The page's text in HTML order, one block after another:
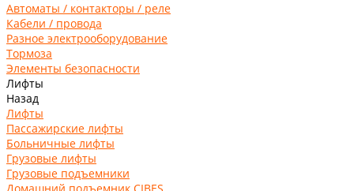
Автоматы / контакторы / реле
Кабели / провода
Разное электрооборудование
Тормоза
Элементы безопасности
Лифты
Назад
Лифты
Пассажирские лифты
Больничные лифты
Грузовые лифты
Грузовые подъемники